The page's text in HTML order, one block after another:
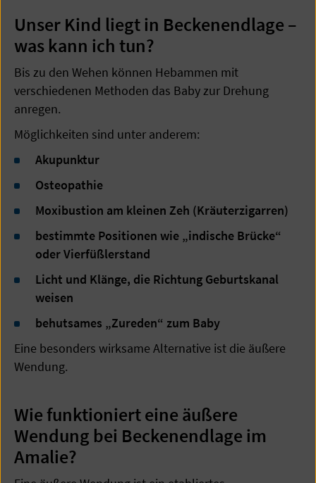
Unser Kind liegt in Beckenendlage –
was kann ich tun?
Bis zu den Wehen können Hebammen mit
verschiedenen Methoden das Baby zur Drehung
anregen.
Möglichkeiten sind unter anderem:
Akupunktur
Osteopathie
Moxibustion am kleinen Zeh (Kräuterzigarren)
bestimmte Positionen wie „indische Brücke“
oder Vierfüßlerstand
Licht und Klänge, die Richtung Geburtskanal
weisen
behutsames „Zureden“ zum Baby
Eine besonders wirksame Alternative ist die äußere
Wendung.
Wie funktioniert eine äußere
Wendung bei Beckenendlage im
Amalie?